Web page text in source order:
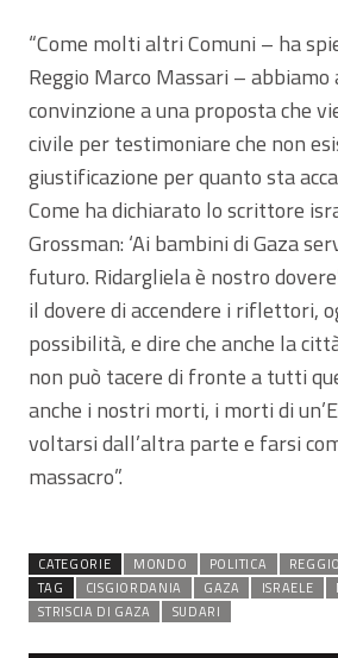
“Come molti altri Comuni – ha
Reggio Marco Massari – abbiamo
convinzione a una proposta che
civile per testimoniare che non
giustificazione per quanto sta
Come ha dichiarato lo scrittore
Grossman: ‘Ai bambini di Gaza
futuro. Ridargliela è nostro
il dovere di accendere i riflettori,
possibilità, e dire che anche la
non può tacere di fronte a tutti
anche i nostri morti, i morti di
voltarsi dall’altra parte e farsi
massacro”.
CATEGORIE MONDO POLITICA
TAG
CISGIORDANIA GAZA ISRAELE
STRISCIA DI GAZA
SUDARI